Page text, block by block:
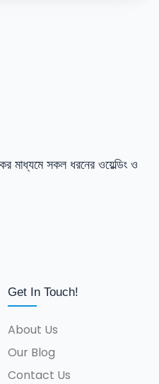
মাধ্যমে সকল ধরনের ওয়েল্ডিং ও
Get In Touch!
About Us
Our Blog
Contact Us